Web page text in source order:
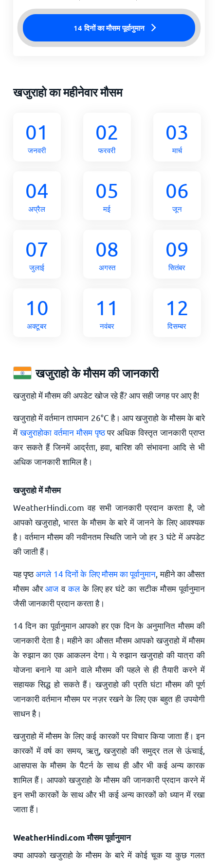
14 दिनों का मौसम पूर्वानुमान
खजुराहो का महीनेवार मौसम
01
जनवरी
02
फरवरी
03
मार्च
04
अप्रैल
05
मई
06
जून
07
जुलाई
08
अगस्त
09
सितंबर
10
अक्टूबर
11
नवंबर
12
दिसम्बर
खजुराहो के मौसम की जानकारी
खजुराहो में मौसम की अपडेट खोज रहे हैं? आप सही जगह पर आए है!
खजुराहो में वर्तमान तापमान 26°Cहै। आप खजुराहो के मौसम के बारे
मेंखजुराहोका वर्तमान मौसम पृष्ठपर अधिक विस्तृत जानकारी प्राप्त
कर सकते हैं जिनमें आर्द्रता, हवा, बारिश की संभावना आदि से भी
अधिक जानकारी शामिल है।
खजुराहो में मौसम
WeatherHindi.com वह सभी जानकारी प्रदान करता है, जो
आपको खजुराहो, भारत के मौसम के बारे में जानने के लिए आवश्यक
है। वर्तमान मौसम की नवीनतम स्थिति जाने जो हर 3 घंटे में अपडेट
की जाती हैं।
यह पृष्ठअगले 14 दिनों के लिए मौसम का पूर्वानुमान , महीने का औसत
मौसम औरआजवकलके लिए हर घंटे का सटीक मौसम पूर्वानुमान
जैसी जानकारी प्रदान करता है।
14 दिन का पूर्वानुमान आपको हर एक दिन के अनुमानित मौसम की
जानकारी देता है। महीने का औसत मौसम आपको खजुराहो में मौसम
के रुझान का एक आकलन देगा। ये रुझान खजुराहो की यात्रा की
योजना बनाने या आने वाले मौसम की पहले से ही तैयारी करने में
सहायक सिद्ध हो सकते हैं। खजुराहो की प्रति घंटा मौसम की पूर्ण
जानकारी वर्तमान मौसम पर नज़र रखने के लिए एक बहुत ही उपयोगी
साधन है।
खजुराहो में मौसम के लिए कई कारकों पर विचार किया जाता हैं। इन
कारकों में वर्ष का समय, ऋतु, खजुराहो की समुद्र तल से ऊंचाई,
आसपास के मौसम के पैटर्न के साथ ही और भी कई अन्य कारक
शामिल हैं। आपको खजुराहो के मौसम की जानकारी प्रदान करने में
इन सभी कारकों के साथ और भी कई अन्य कारकों को ध्यान में रखा
जाता हैं।
WeatherHindi.com मौसम पूर्वानुमान
क्या आपको खजुराहो के मौसम के बारे में कोई चूक या कुछ गलत